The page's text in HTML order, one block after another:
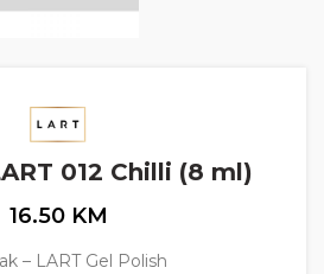
012 Chilli (8 ml)
16.50 KM
– LART Gel Polish